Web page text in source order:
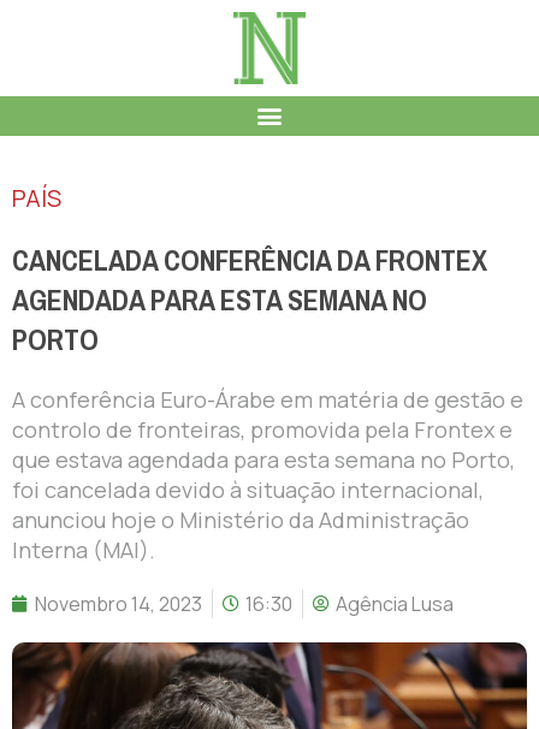
PAÍS
CANCELADA CONFERÊNCIA DA FRONTEX
AGENDADA PARA ESTA SEMANA NO
PORTO
A conferência Euro-Árabe em matéria de gestão e
controlo de fronteiras, promovida pela Frontex e
que estava agendada para esta semana no Porto,
foi cancelada devido à situação internacional,
anunciou hoje o Ministério da Administração
Interna (MAI).
Novembro 14, 2023 16:30 Agência Lusa